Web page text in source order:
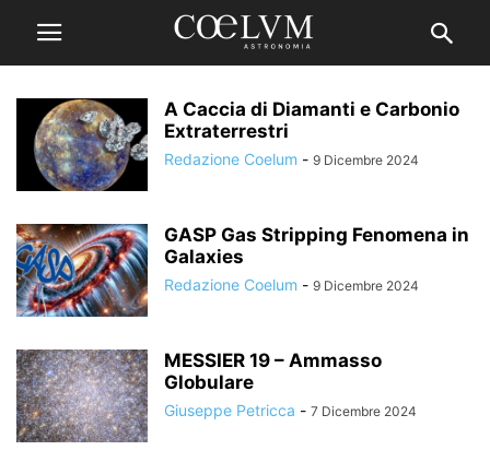
A Caccia di Diamanti e Carbonio
Extraterrestri
Redazione Coelum - 9 Dicembre 2024
GASP Gas Stripping Fenomena in
Galaxies
Redazione Coelum - 9 Dicembre 2024
MESSIER 19 – Ammasso
Globulare
Giuseppe Petricca - 7 Dicembre 2024